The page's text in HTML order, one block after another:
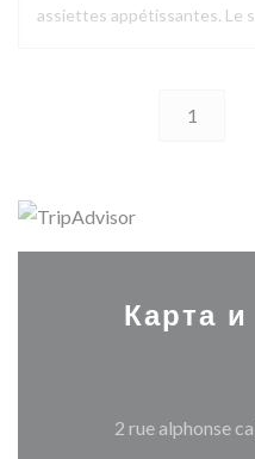
assiettes appétissantes. Le
1
Карта
2 rue alphonse